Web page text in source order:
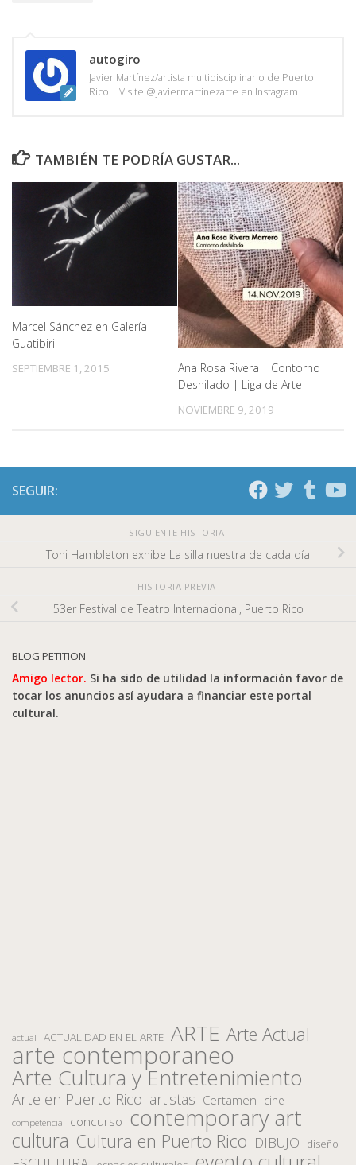
autogiro
Javier Martínez/artista multidisciplinario de Puerto
Rico | Visite @javiermartinezarte en Instagram
TAMBIÉN TE PODRÍA GUSTAR...
Marcel Sánchez en Galería
Guatibiri
SEPTIEMBRE 1, 2015
Ana Rosa Rivera | Contorno
Deshilado | Liga de Arte
NOVIEMBRE 9, 2019
SEGUIR:
SIGUIENTE HISTORIA
Toni Hambleton exhibe La silla nuestra de cada día
HISTORIA PREVIA
53er Festival de Teatro Internacional, Puerto Rico
BLOG PETITION
Amigo lector. Si ha sido de utilidad la información favor de
tocar los anuncios así ayudara a financiar este portal
cultural.
actual ACTUALIDAD EN EL ARTE ARTE Arte Actual
arte contemporaneo
Arte Cultura y Entretenimiento
Arte en Puerto Rico artistas Certamen cine
competencia concurso contemporary art
cultura Cultura en Puerto Rico DIBUJO diseño